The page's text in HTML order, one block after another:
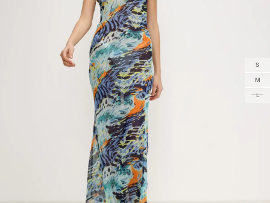
S
M
L